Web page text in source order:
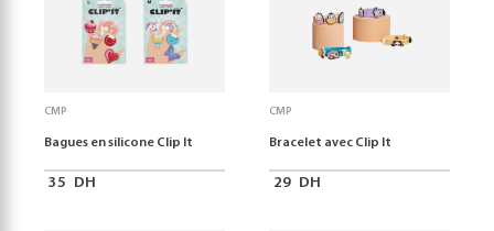
CMP
Bagues en silicone Clip It
35 DH
CMP
Bracelet avec Clip It
29 DH